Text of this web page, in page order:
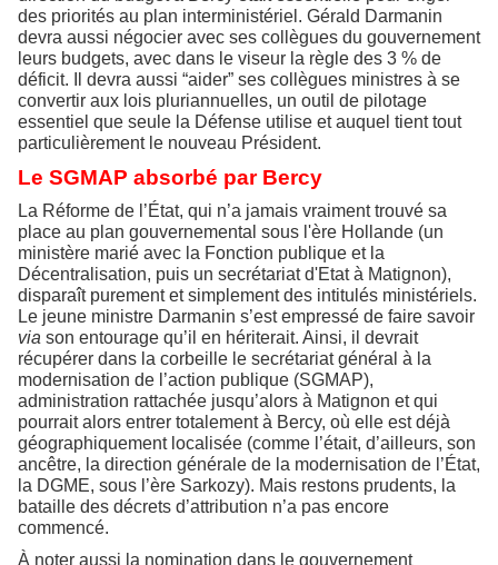
des priorités au plan interministériel. Gérald Darmanin
devra aussi négocier avec ses collègues du gouvernement
leurs budgets, avec dans le viseur la règle des 3 % de
déficit. Il devra aussi “aider” ses collègues ministres à se
convertir aux lois pluriannuelles, un outil de pilotage
essentiel que seule la Défense utilise et auquel tient tout
particulièrement le nouveau Président.
Le SGMAP absorbé par Bercy
La Réforme de l’État, qui n’a jamais vraiment trouvé sa
place au plan gouvernemental sous l'ère Hollande (un
ministère marié avec la Fonction publique et la
Décentralisation, puis un secrétariat d'Etat à Matignon),
disparaît purement et simplement des intitulés ministériels.
Le jeune ministre Darmanin s’est empressé de faire savoir
via son entourage qu’il en hériterait. Ainsi, il devrait
récupérer dans la corbeille le secrétariat général à la
modernisation de l’action publique (SGMAP),
administration rattachée jusqu’alors à Matignon et qui
pourrait alors entrer totalement à Bercy, où elle est déjà
géographiquement localisée (comme l’était, d’ailleurs, son
ancêtre, la direction générale de la modernisation de l’État,
la DGME, sous l’ère Sarkozy). Mais restons prudents, la
bataille des décrets d’attribution n’a pas encore
commencé.
À noter aussi la nomination dans le gouvernement